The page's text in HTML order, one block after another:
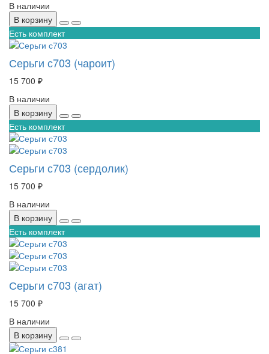
В наличии
В корзину
Есть комплект
Серьги с703 (чароит)
15 700 ₽
В наличии
В корзину
Есть комплект
Серьги с703 (сердолик)
15 700 ₽
В наличии
В корзину
Есть комплект
Серьги с703 (агат)
15 700 ₽
В наличии
В корзину